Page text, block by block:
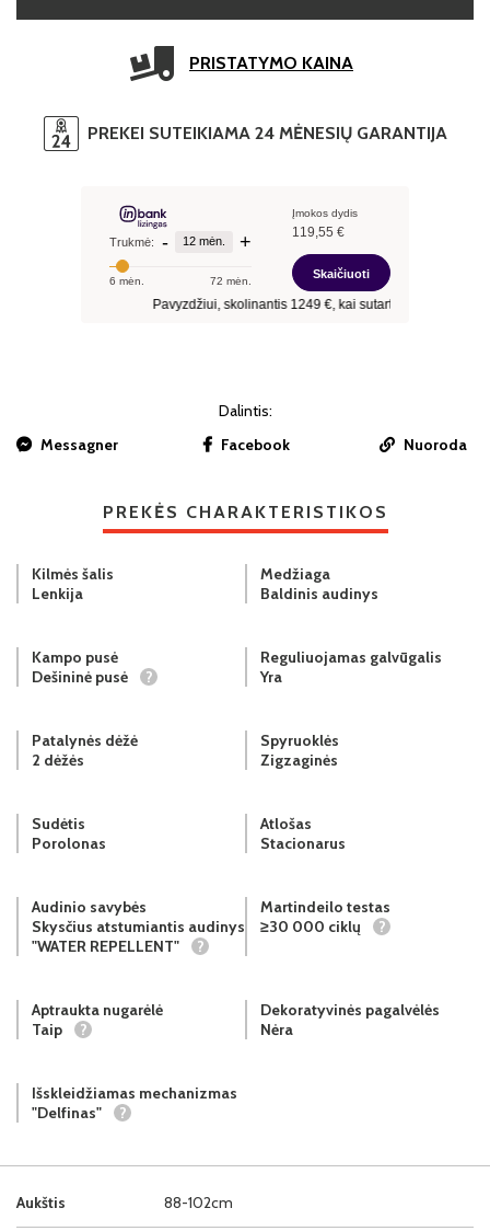
PRISTATYMO KAINA
PREKEI SUTEIKIAMA 24 MĖNESIŲ GARANTIJA
Dalintis:
Messagner
Facebook Nuoroda
PREKĖS CHARAKTERISTIKOS
Aukštis 88-102cm
Kilmės šalis
Lenkija
Medžiaga
Baldinis audinys
Kampo pusė
Dešininė pusė
?
Reguliuojamas galvūgalis
Yra
Patalynės dėžė
2 dėžės
Spyruoklės
Zigzaginės
Sudėtis
Porolonas
Atlošas
Stacionarus
Audinio savybės
Skysčius atstumiantis audinys
"WATER REPELLENT"
?
Martindeilo testas
≥30 000 ciklų
?
Aptraukta nugarėlė
Taip
?
Dekoratyvinės pagalvėlės
Nėra
Išskleidžiamas mechanizmas
"Delfinas"
?